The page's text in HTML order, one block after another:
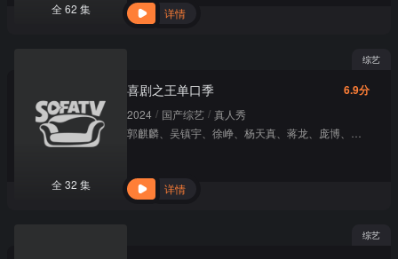
全 62 集 详情
全 32 集
综艺
喜剧之王单口季 6.9分
2024 / 国产综艺 / 真人秀
郭麒麟 、吴镇宇 、徐峥 、杨天真 、蒋龙 庞博
详情
综艺